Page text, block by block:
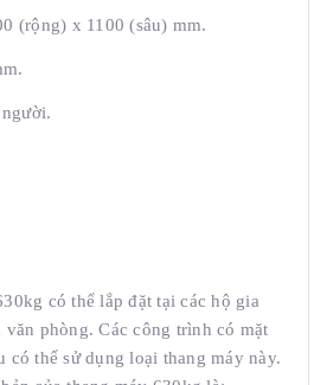
(rộng) x 1100 (sâu) mm.
có thể lắp đặt tại các hộ gia
văn phòng. Các công trình có mặt
có thể sử dụng loại thang máy này.